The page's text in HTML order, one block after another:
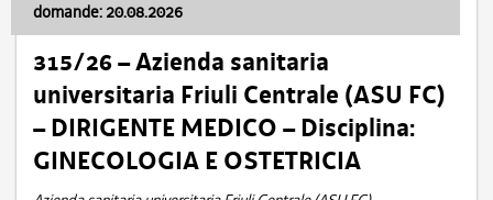
domande: 20.08.2026
315/26 – Azienda sanitaria
universitaria Friuli Centrale (ASU FC)
– DIRIGENTE MEDICO – Disciplina:
GINECOLOGIA E OSTETRICIA